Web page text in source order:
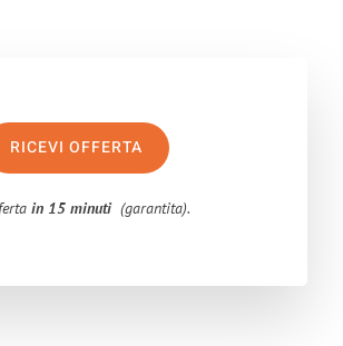
RICEVI OFFERTA
in 15 minuti (garantita).